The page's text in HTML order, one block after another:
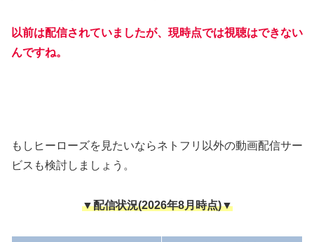
以前は配信されていましたが、現時点では視聴はできない
んですね。
もしヒーローズを見たいならネトフリ以外の動画配信サー
ビスも検討しましょう。
▼配信状況(2026年8月時点)▼